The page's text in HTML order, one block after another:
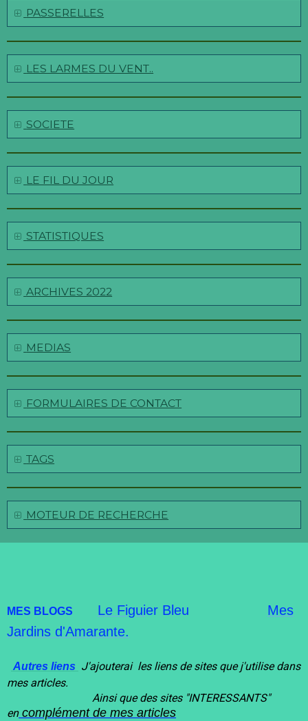
PASSERELLES
LES LARMES DU VENT..
SOCIETE
LE FIL DU JOUR
STATISTIQUES
ARCHIVES 2022
MEDIAS
FORMULAIRES DE CONTACT
TAGS
MOTEUR DE RECHERCHE
MES BLOGS Le Figuier Bleu
Mes
Jardins d'Amarante.
Autres liens J'ajouterai les liens de sites que j'utilise dans
mes articles.
Ainsi que des sites "INTERESSANTS"
encomplément de mes articles